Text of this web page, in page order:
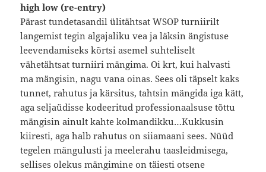
high low (re-entry)
Pärast tundetasandil ülitähtsat WSOP turniirilt
langemist tegin algajaliku vea ja läksin ängistuse
leevendamiseks kõrtsi asemel suhteliselt
vähetähtsat turniiri mängima. Oi krt, kui halvasti
ma mängisin, nagu vana oinas. Sees oli täpselt kaks
tunnet, rahutus ja kärsitus, tahtsin mängida iga kätt,
aga seljaüdisse kodeeritud professionaalsuse tõttu
mängisin ainult kahte kolmandikku…Kukkusin
kiiresti, aga halb rahutus on siiamaani sees. Nüüd
tegelen mängulusti ja meelerahu taasleidmisega,
sellises olekus mängimine on täiesti otsene